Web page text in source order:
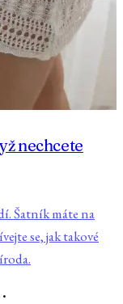
nechcete
Šatník máte na
se, jak takové